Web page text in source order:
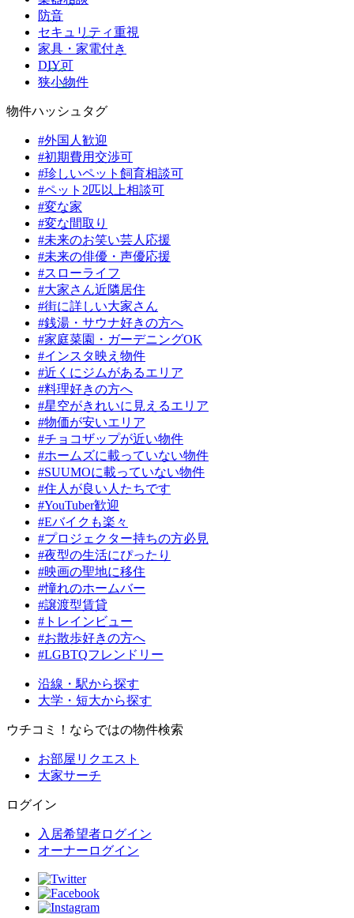
防音
セキュリティ重視
家具・家電付き
DIY可
狭小物件
物件ハッシュタグ
#外国人歓迎
#初期費用交渉可
#珍しいペット飼育相談可
#ペット2匹以上相談可
#変な家
#変な間取り
#未来のお笑い芸人応援
#未来の俳優・声優応援
#スローライフ
#大家さん近隣居住
#街に詳しい大家さん
#銭湯・サウナ好きの方へ
#家庭菜園・ガーデニングOK
#インスタ映え物件
#近くにジムがあるエリア
#料理好きの方へ
#星空がきれいに見えるエリア
#物価が安いエリア
#チョコザップが近い物件
#ホームズに載っていない物件
#SUUMOに載っていない物件
#住人が良い人たちです
#YouTuber歓迎
#Eバイクも楽々
#プロジェクター持ちの方必見
#夜型の生活にぴったり
#映画の聖地に移住
#憧れのホームバー
#譲渡型賃貸
#トレインビュー
#お散歩好きの方へ
#LGBTQフレンドリー
沿線・駅から探す
大学・短大から探す
ウチコミ！ならではの物件検索
お部屋リクエスト
大家サーチ
ログイン
入居希望者ログイン
オーナーログイン